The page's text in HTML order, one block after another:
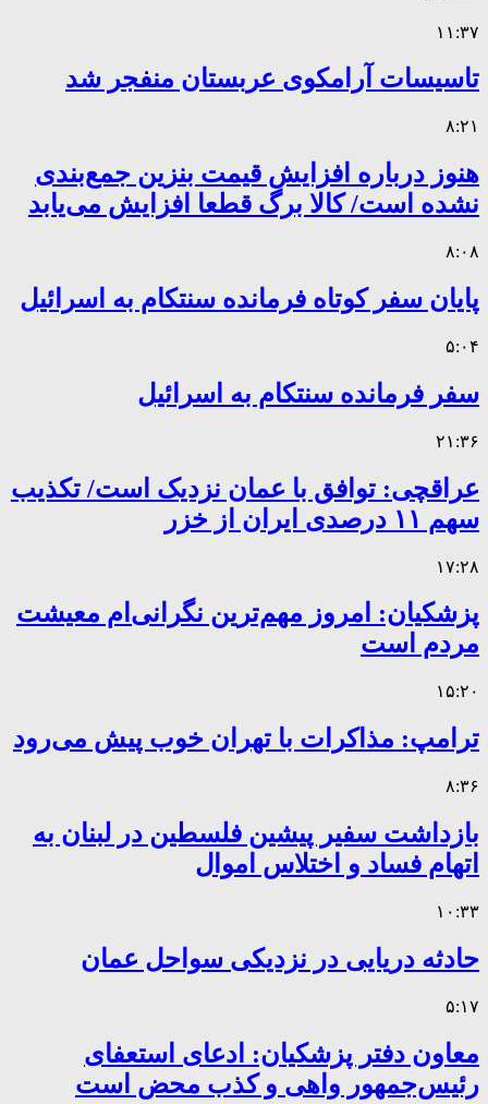
۱۱:۳۷
تاسیسات آرامکوی عربستان منفجر شد
۸:۲۱
هنوز درباره افزایش قیمت بنزین جمع‌بندی
نشده است/ کالا برگ قطعا افزایش می‌یابد
۸:۰۸
پایان سفر کوتاه فرمانده سنتکام به اسرائیل
۵:۰۴
سفر فرمانده سنتکام به اسرائیل
۲۱:۳۶
عراقچی: توافق با عمان نزدیک است/ تکذیب
سهم ۱۱ درصدی ایران از خزر
۱۷:۲۸
پزشکیان: امروز مهم‌ترین نگرانی‌ام معیشت
مردم است
۱۵:۲۰
ترامپ: مذاکرات با تهران خوب پیش می‌رود
۸:۳۶
بازداشت سفیر پیشین فلسطین در لبنان به
اتهام فساد و اختلاس اموال
۱۰:۳۳
حادثه دریایی در نزدیکی سواحل عمان
۵:۱۷
معاون دفتر پزشکیان: ادعای استعفای
رئیس‌جمهور واهی و کذب محض است